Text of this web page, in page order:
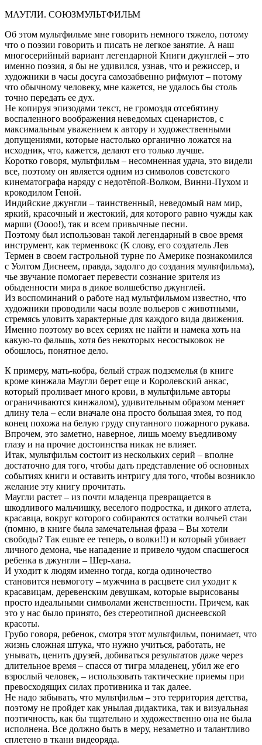
МАУГЛИ. СОЮЗМУЛЬТФИЛЬМ
Об этом мультфильме мне говорить немного тяжело, потому
что о поэзии говорить и писать не легкое занятие. А наш
многосерийный вариант легендарной Книги джунглей – это
именно поэзия, я бы не удивился, узнав, что и режиссер, и
художники в часы досуга самозабвенно рифмуют – потому
что обычному человеку, мне кажется, не удалось бы столь
точно передать ее дух.
Не копируя эпизодами текст, не громоздя отсебятину
воспаленного воображения неведомых сценаристов, с
максимальным уважением к автору и художественными
допущениями, которые настолько органично ложатся на
исходник, что, кажется, делают его только лучше.
Коротко говоря, мультфильм – несомненная удача, это видели
все, поэтому он является одним из символов советского
кинематографа наряду с недотёпой-Волком, Винни-Пухом и
крокодилом Геной.
Индийские джунгли – таинственный, неведомый нам мир,
яркий, красочный и жестокий, для которого равно чужды как
марши (Оооо!), так и всем привычные песни.
Поэтому был использован такой легендарный в свое время
инструмент, как терменвокс (К слову, его создатель Лев
Термен в своем гастрольной турне по Америке познакомился
с Уолтом Диснеем, правда, задолго до создания мультфильма),
чье звучание помогает перевести сознание зрителя из
обыденности мира в дикое волшебство джунглей.
Из воспоминаний о работе над мультфильмом известно, что
художники проводили часы возле вольеров с животными,
стремясь уловить характерные для каждого вида движения.
Именно поэтому во всех сериях не найти и намека хоть на
какую-то фальшь, хотя без некоторых несостыковок не
обошлось, понятное дело.
К примеру, мать-кобра, белый страж подземелья (в книге
кроме кинжала Маугли берет еще и Королевский анкас,
который проливает много крови, в мультфильме авторы
ограничиваются кинжалом), удивительным образом меняет
длину тела – если вначале она просто большая змея, то под
конец похожа на белую груду спутанного пожарного рукава.
Впрочем, это заметно, наверное, лишь моему въедливому
глазу и на прочие достоинства никак не влияет.
Итак, мультфильм состоит из нескольких серий – вполне
достаточно для того, чтобы дать представление об основных
событиях книги и оставить интригу для того, чтобы возникло
желание эту книгу прочитать.
Маугли растет – из почти младенца превращается в
шкодливого мальчишку, веселого подростка, и дикого атлета,
красавца, вокруг которого собираются остатки волчьей стаи
(помню, в книге была замечательная фраза – Вы хотели
свободы? Так ешьте ее теперь, о волки!!) и который убивает
личного демона, чье нападение и привело чудом спасшегося
ребенка в джунгли – Шер-хана.
И уходит к людям именно тогда, когда одиночество
становится невмоготу – мужчина в расцвете сил уходит к
красавицам, деревенским девушкам, которые вырисованы
просто идеальными символами женственности. Причем, как
это у нас было принято, без стереотипной диснеевской
красоты.
Грубо говоря, ребенок, смотря этот мультфильм, понимает, что
жизнь сложная штука, что нужно учиться, работать, не
унывать, ценить друзей, добиваться результатов даже через
длительное время – спасся от тигра младенец, убил же его
взрослый человек, – использовать тактические приемы при
превосходящих силах противника и так далее.
Не надо забывать, что мультфильм – это территория детства,
поэтому не пройдет как унылая дидактика, так и визуальная
поэтичность, как бы тщательно и художественно она не была
исполнена. Все должно быть в меру, незаметно и талантливо
сплетено в ткани видеоряда.